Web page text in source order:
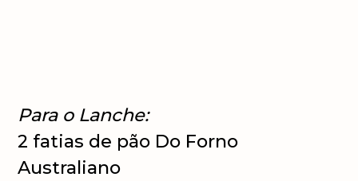
Para o Lanche:
2 fatias de pão Do Forno
Australiano